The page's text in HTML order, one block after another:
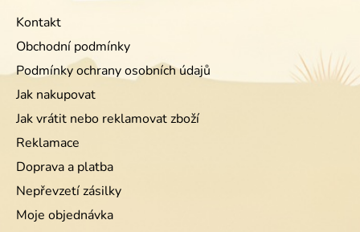
Kontakt
Obchodní podmínky
Podmínky ochrany osobních údajů
Jak nakupovat
Jak vrátit nebo reklamovat zboží
Reklamace
Doprava a platba
Nepřevzetí zásilky
Moje objednávka